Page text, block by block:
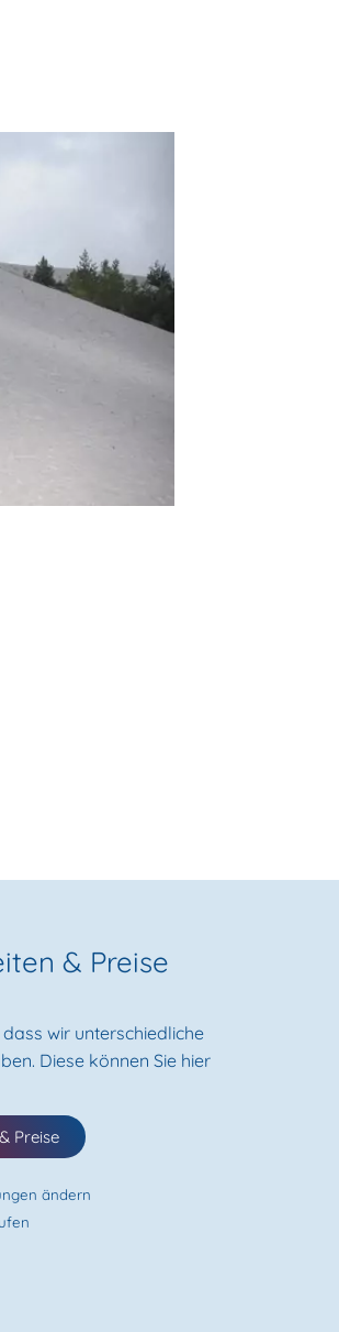
& Preise
wir unterschiedliche
Diese können Sie hier
Preise
ändern